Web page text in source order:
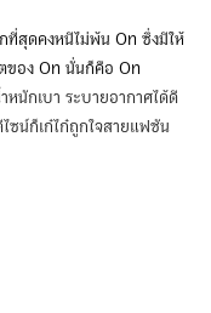
ที่สุดคงหนีไม่พ้น On ซึ่งมีให้
ของ On นั่นก็คือ On
นักเบา ระบายอากาศได้ดี
ซน์ก็เก๋ไก๋ถูกใจสายแฟชัน